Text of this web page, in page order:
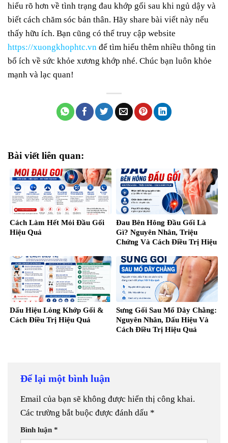
hiểu rõ hơn về tình trạng đau khớp gối sau khi ngủ dậy và
biết cách chăm sóc bản thân. Hãy share bài viết này nếu
thấy hữu ích. Bạn cũng có thể truy cập website
https://xuongkhophtc.vn để tìm hiểu thêm nhiều thông tin
bổ ích về sức khỏe xương khớp nhé. Chúc bạn luôn khỏe
mạnh và lạc quan!
Bài viết liên quan:
Cách Làm Hết Mỏi Đầu Gối
Hiệu Quả
Đau Bên Hông Đầu Gối Là
Gì? Nguyên Nhân, Triệu
Chứng Và Cách Điều Trị Hiệu
Dấu Hiệu Lỏng Khớp Gối &
Cách Điều Trị Hiệu Quả
Sưng Gối Sau Mổ Dây Chằng:
Nguyên Nhân, Dấu Hiệu Và
Cách Điều Trị Hiệu Quả
Để lại một bình luận
Email của bạn sẽ không được hiển thị công khai.
Các trường bắt buộc được đánh dấu *
Bình luận *